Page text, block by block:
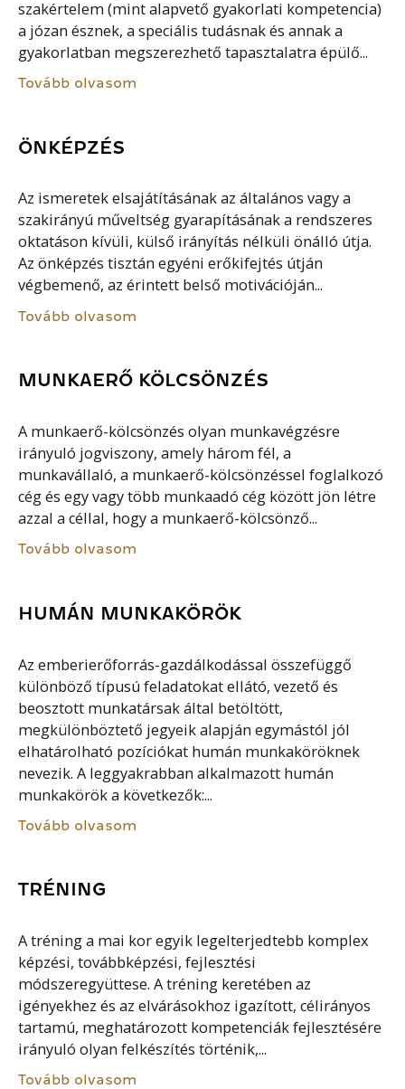
szakértelem (mint alapvető gyakorlati kompetencia)
a józan észnek, a speciális tudásnak és annak a
gyakorlatban megszerezhető tapasztalatra épülő...
Tovább olvasom
ÖNKÉPZÉS
Az ismeretek elsajátításának az általános vagy a
szakirányú műveltség gyarapításának a rendszeres
oktatáson kívüli, külső irányítás nélküli önálló útja.
Az önképzés tisztán egyéni erőkifejtés útján
végbemenő, az érintett belső motivációján...
Tovább olvasom
MUNKAERŐ KÖLCSÖNZÉS
A munkaerő-kölcsönzés olyan munkavégzésre
irányuló jogviszony, amely három fél, a
munkavállaló, a munkaerő-kölcsönzéssel foglalkozó
cég és egy vagy több munkaadó cég között jön létre
azzal a céllal, hogy a munkaerő-kölcsönző...
Tovább olvasom
HUMÁN MUNKAKÖRÖK
Az emberierőforrás-gazdálkodással összefüggő
különböző típusú feladatokat ellátó, vezető és
beosztott munkatársak által betöltött,
megkülönböztető jegyeik alapján egymástól jól
elhatárolható pozíciókat humán munkaköröknek
nevezik. A leggyakrabban alkalmazott humán
munkakörök a következők:...
Tovább olvasom
TRÉNING
A tréning a mai kor egyik legelterjedtebb komplex
képzési, továbbképzési, fejlesztési
módszeregyüttese. A tréning keretében az
igényekhez és az elvárásokhoz igazított, célirányos
tartamú, meghatározott kompetenciák fejlesztésére
irányuló olyan felkészítés történik,...
Tovább olvasom